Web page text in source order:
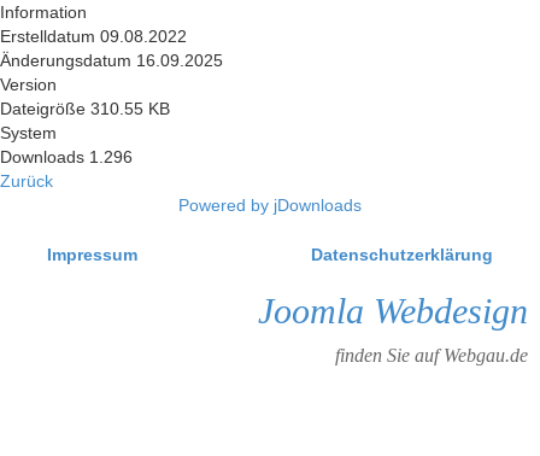
Information
Erstelldatum 09.08.2022
Änderungsdatum 16.09.2025
Version
Dateigröße 310.55 KB
System
Downloads 1.296
Zurück
Powered by jDownloads
Impressum Datenschutzerklärung
Joomla Webdesign
finden Sie auf Webgau.de